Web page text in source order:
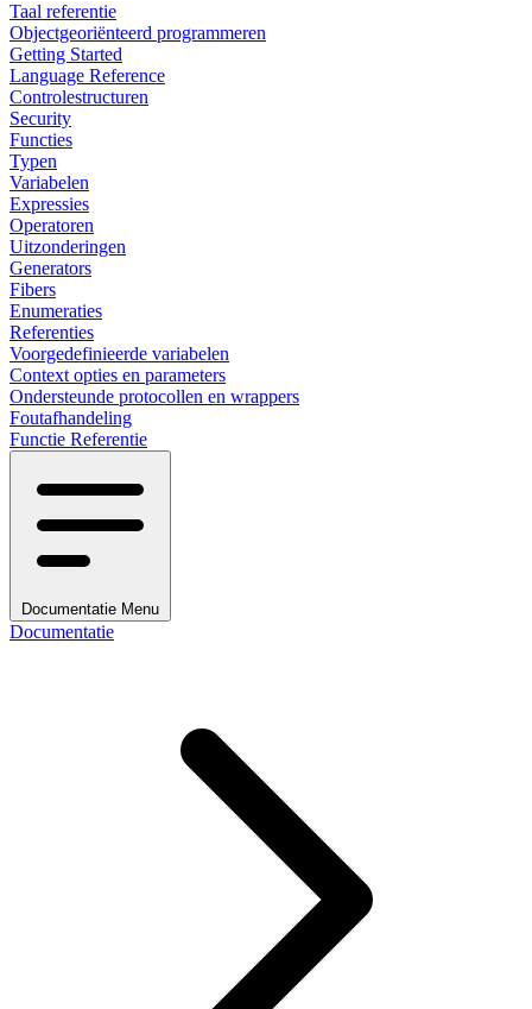
Taal referentie
Objectgeoriënteerd programmeren
Getting Started
Language Reference
Controlestructuren
Security
Functies
Typen
Variabelen
Expressies
Operatoren
Uitzonderingen
Generators
Fibers
Enumeraties
Referenties
Voorgedefinieerde variabelen
Context opties en parameters
Ondersteunde protocollen en wrappers
Foutafhandeling
Functie Referentie
Documentatie Menu
Documentatie